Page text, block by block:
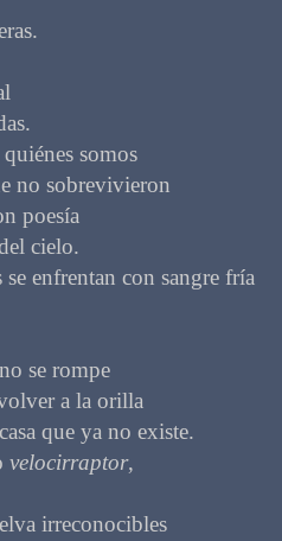
somos
no sobrevivieron
poesía
cielo.
enfrentan con sangre fría
se rompe
a la orilla
que ya no existe.
velocirraptor,
irreconocibles